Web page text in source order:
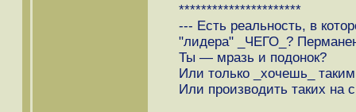
**********************
--- Есть реальность, в
"лидера" _ЧЕГО_?
Ты — мразь и подонок?
Или только _хочешь_ таким
Или производить таких на